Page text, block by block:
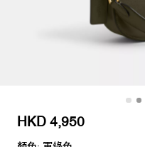
HKD 4,950